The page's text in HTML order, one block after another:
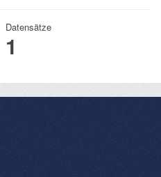
Datensätze
1